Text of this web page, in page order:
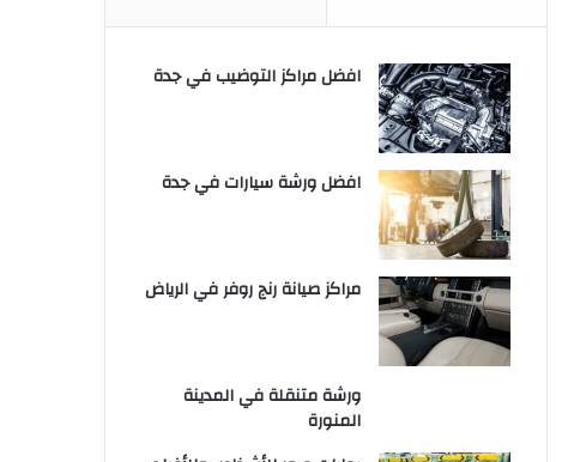
افضل مراكز التوضيب في جدة
افضل ورشة سيارات في جدة
مراكز صيانة رنج روفر في الرياض
ورشة متنقلة في المدينة
المنورة